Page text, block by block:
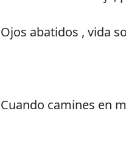
Ojos abatidos , vida
Cuando camines en